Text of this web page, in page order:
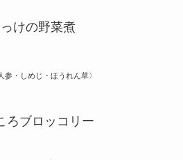
けの野菜煮
参・しめじ・ほうれん草〉
ろブロッコリー